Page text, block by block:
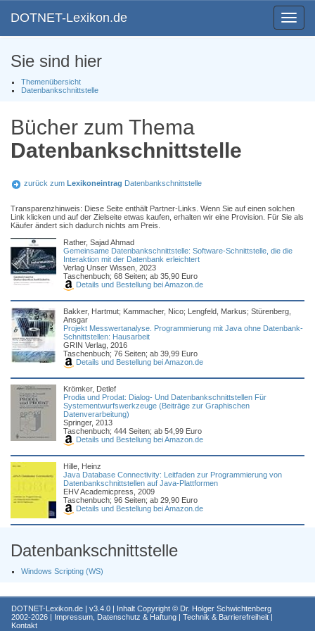
Toggle
DOTNET-Lexikon.de
Sie sind hier
Themenübersicht
Datenbankschnittstelle
Bücher zum Thema
Datenbankschnittstelle
zurück zum Lexikoneintrag Datenbankschnittstelle
Transparenzhinweis: Diese Seite enthält Partner-Links. Wenn Sie auf einen solchen
Link klicken und auf der Zielseite etwas kaufen, erhalten wir eine Provision. Für Sie als
Käufer ändert sich dadurch nichts am Preis.
Rather, Sajad Ahmad
Gemeinsame Datenbankschnittstelle: Software-Schnittstelle, die die
Interaktion mit der Datenbank erleichtert
Verlag Unser Wissen, 2023
Taschenbuch; 68 Seiten; ab 35,90 Euro
Details und Bestellung bei Amazon.de
Bakker, Hartmut; Kammacher, Nico; Lengfeld, Markus; Stürenberg,
Ansgar
Projekt Messwertanalyse. Programmierung mit Java ohne Datenbank-
Schnittstellen: Hausarbeit
GRIN Verlag, 2016
Taschenbuch; 76 Seiten; ab 39,99 Euro
Details und Bestellung bei Amazon.de
Krömker, Detlef
Prodia und Prodat: Dialog- Und Datenbankschnittstellen Für
Systementwurfswerkzeuge (Beiträge zur Graphischen
Datenverarbeitung)
Springer, 2013
Taschenbuch; 444 Seiten; ab 54,99 Euro
Details und Bestellung bei Amazon.de
Hille, Heinz
Java Database Connectivity: Leitfaden zur Programmierung von
Datenbankschnittstellen auf Java-Plattformen
EHV Academicpress, 2009
Taschenbuch; 96 Seiten; ab 29,90 Euro
Details und Bestellung bei Amazon.de
Datenbankschnittstelle
Windows Scripting (WS)
DOTNET-Lexikon.de | v3.4.0 | Inhalt Copyright © Dr. Holger Schwichtenberg
2002-2026 | Impressum, Datenschutz & Haftung | Technik & Barrierefreiheit |
Kontakt